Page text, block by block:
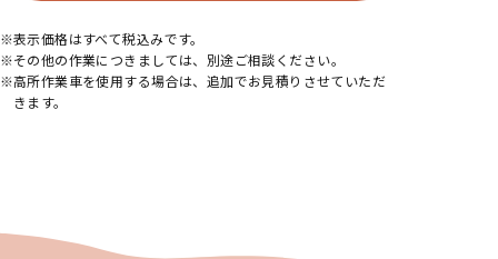
表示価格はすべて税込みです。
その他の作業につきましては、別途ご相談ください。
高所作業車を使用する場合は、追加でお見積りさせていただ
きます。